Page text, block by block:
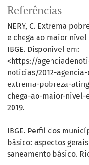
Referências
NERY, C. Extrema
e chega ao maior nível
IBGE. Disponível em:
<https://
noticias/2012-
extrema-pobreza-
chega-ao-maior-nivel-
2019.
IBGE. Perfil dos
básico: aspectos
saneamento básico.